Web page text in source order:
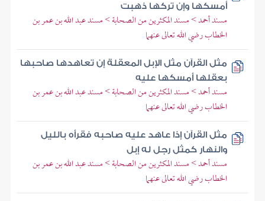
أمسكها وإن تركها ذهبت
مسند أحمد > مسند المكثرين من الصحابة > مسند عبد الله بن عمر بن
الخطاب رضي الله تعالى عنهما
مثل القرآن مثل الإبل المعقلة إن تعاهدها صاحبها
بعقلها أمسكها عليه
مسند أحمد > مسند المكثرين من الصحابة > مسند عبد الله بن عمر بن
الخطاب رضي الله تعالى عنهما
مثل القرآن إذا عاهد عليه صاحبه فقرأه بالليل
والنهار كمثل رجل له إبل
مسند أحمد > مسند المكثرين من الصحابة > مسند عبد الله بن عمر بن
الخطاب رضي الله تعالى عنهما